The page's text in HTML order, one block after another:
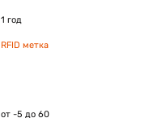
1 год
RFID метка
от -5 до 60